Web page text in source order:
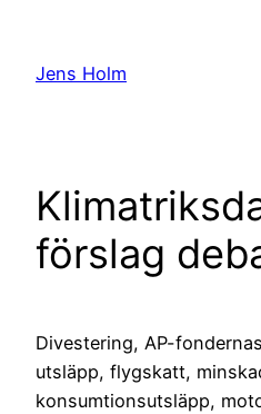
innehåll
Jens Holm
förslag
Divestering, AP-
utsläpp, flygskatt,
konsumtionsutsläpp,